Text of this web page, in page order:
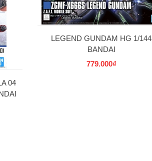
04
LEGEND GUNDAM HG 1/144
BANDAI
779.000₫